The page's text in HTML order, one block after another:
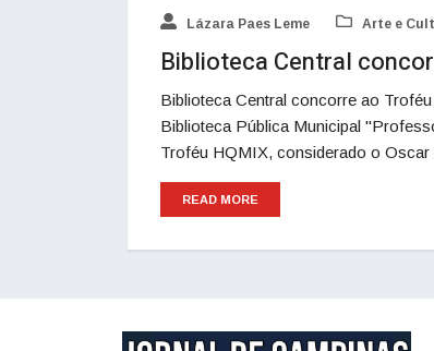
Lázara Paes Leme Arte e
Biblioteca Central
Biblioteca Central concorre ao
Biblioteca Pública Municipal
Troféu HQMIX, considerado o Oscar
READ MORE